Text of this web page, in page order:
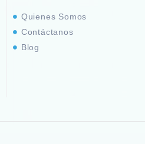
Quienes Somos
Contáctanos
Blog